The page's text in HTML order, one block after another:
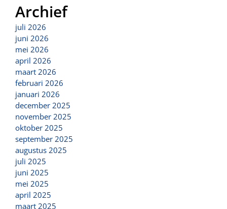
Archief
juli 2026
juni 2026
mei 2026
april 2026
maart 2026
februari 2026
januari 2026
december 2025
november 2025
oktober 2025
september 2025
augustus 2025
juli 2025
juni 2025
mei 2025
april 2025
maart 2025